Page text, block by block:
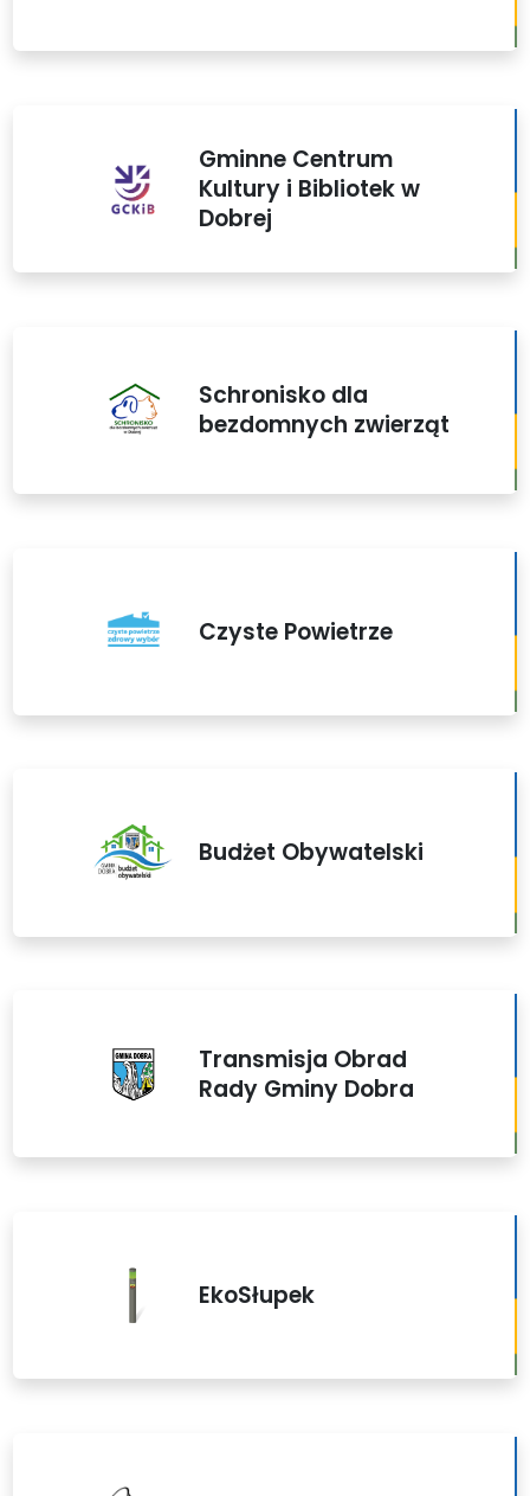
Gminne Centrum
Kultury i Bibliotek w
Dobrej
Schronisko dla
bezdomnych zwierząt
Czyste Powietrze
Budżet Obywatelski
Transmisja Obrad
Rady Gminy Dobra
EkoSłupek